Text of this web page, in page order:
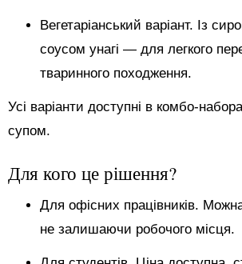
Вегетаріанський варіант. Із
соусом унагі — для легкого
тваринного походження.
Усі варіанти доступні в комбо-
супом.
Для кого це рішення?
Для офісних працівників.
не залишаючи робочого місця.